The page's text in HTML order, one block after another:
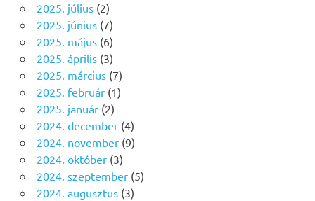
2025. július(2)
2025. június(7)
2025. május(6)
2025. április(3)
2025. március(7)
2025. február(1)
2025. január(2)
2024. december(4)
2024. november(9)
2024. október(3)
2024. szeptember(5)
2024. augusztus(3)